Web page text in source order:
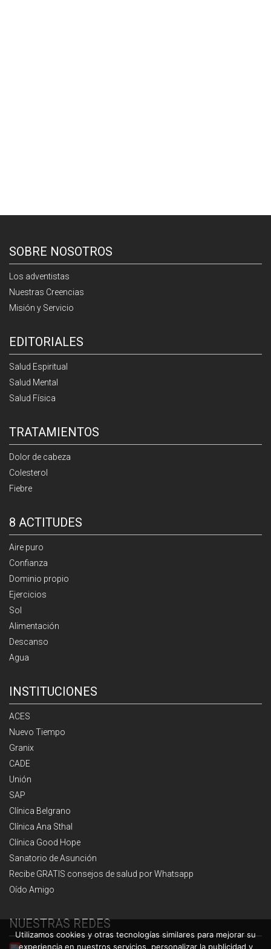
SOBRE NOSOTROS
Los adventistas
Nuestras Creencias
Misión y Servicio
EDITORIALES
Salud Espiritual
Salud Mental
Salud Física
TRATAMIENTOS
Dolor de cabeza
Colesterol
Fiebre
8 ACTITUDES
Aire puro
Confianza
Dominio propio
Ejercicios
Sol
Alimentación
Descanso
Agua
INSTITUCIONES
ACES
Nuevo Tiempo
Granix
CADE
Unión
SAP
Clínica Belgrano
Clínica Ana Sthal
Clínica Good Hope
Sanatorio de Asunción
Recibe GRATIS consejos de salud por Whatsapp
Oído Amigo
NUESTRAS REDES
Utilizamos cookies y otras tecnologías similares para mejorar su
experiencia en nuestros servicios, personalizar la publicidad y